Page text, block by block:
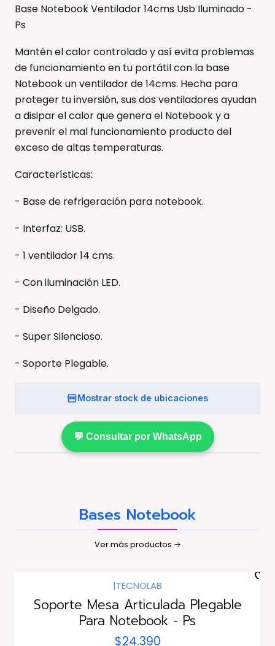
Base Notebook Ventilador 14cms Usb Iluminado -
Ps
Mantén el calor controlado y así evita problemas
de funcionamiento en tu portátil con la base
Notebook un ventilador de 14cms. Hecha para
proteger tu inversión, sus dos ventiladores ayudan
a disipar el calor que genera el Notebook y a
prevenir el mal funcionamiento producto del
exceso de altas temperaturas.
Características:
- Base de refrigeración para notebook.
- Interfaz: USB.
- 1 ventilador 14 cms.
- Con iluminación LED.
- Diseño Delgado.
- Super Silencioso.
- Soporte Plegable.
Mostrar stock de ubicaciones
💬 Consultar por WhatsApp
Bases Notebook
Ver más productos
|TECNOLAB
Soporte Mesa Articulada Plegable
Para Notebook - Ps
$24.390